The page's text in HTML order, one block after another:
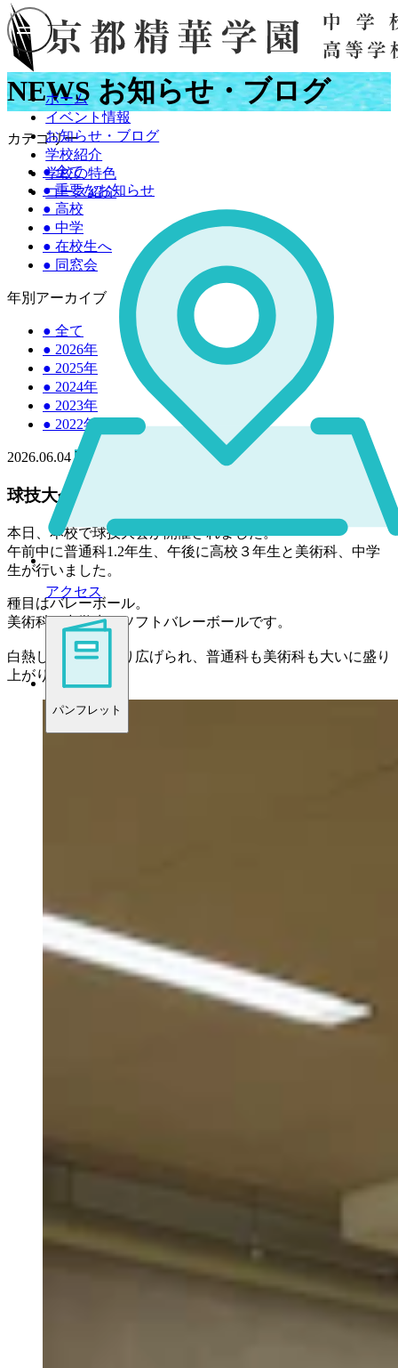
ホーム
イベント情報
お知らせ・ブログ
学校紹介
学校の特色
コース紹介
アクセス
パンフレット
NEWS お知らせ・ブログ
カテゴリー
●全て
●重要なお知らせ
● 高校
● 中学
● 在校生へ
● 同窓会
年別アーカイブ
● 全て
● 2026年
● 2025年
● 2024年
● 2023年
● 2022年
2026.06.04 高校
球技大会が開催されました！
本日、本校で球技大会が開催されました。
午前中に普通科1.2年生、午後に高校３年生と美術科、中学
生が行いました。
種目はバレーボール。
美術科、中学生はソフトバレーボールです。
白熱した戦いが繰り広げられ、普通科も美術科も大いに盛り
上がりました！